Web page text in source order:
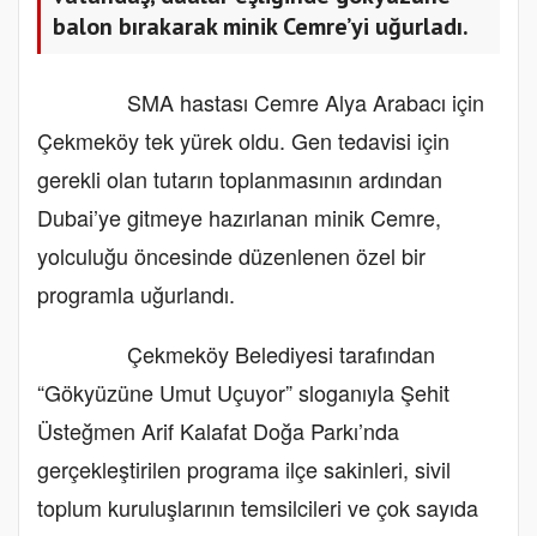
balon bırakarak minik Cemre’yi uğurladı.
SMA hastası Cemre Alya Arabacı için
Çekmeköy tek yürek oldu. Gen tedavisi için
gerekli olan tutarın toplanmasının ardından
Dubai’ye gitmeye hazırlanan minik Cemre,
yolculuğu öncesinde düzenlenen özel bir
programla uğurlandı.
Çekmeköy Belediyesi tarafından
“Gökyüzüne Umut Uçuyor” sloganıyla Şehit
Üsteğmen Arif Kalafat Doğa Parkı’nda
gerçekleştirilen programa ilçe sakinleri, sivil
toplum kuruluşlarının temsilcileri ve çok sayıda